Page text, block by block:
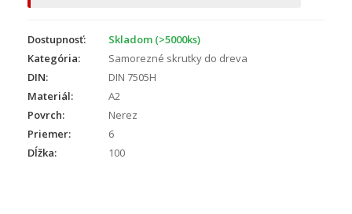
Dostupnosť:
Skladom (>5000ks)
Kategória:
Samorezné skrutky do dreva
DIN:
DIN 7505H
Materiál:
A2
Povrch:
Nerez
Priemer:
6
Dĺžka:
100